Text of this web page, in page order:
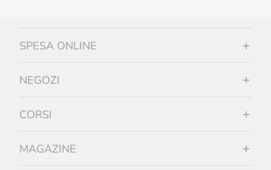
SPESA ONLINE
NEGOZI
CORSI
MAGAZINE